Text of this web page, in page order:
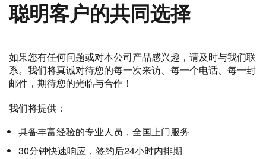
聪明客户的共同选择
如果您有任何问题或对本公司产品感兴趣，请及时与我们联
系。我们将真诚对待您的每一次来访、每一个电话、每一封
邮件，期待您的光临与合作！
我们将提供：
具备丰富经验的专业人员，全国上门服务
30分钟快速响应，签约后24小时内排期